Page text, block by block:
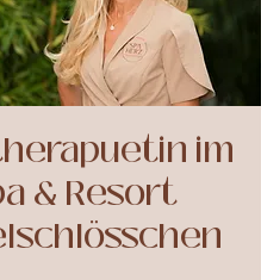
im
& Resort